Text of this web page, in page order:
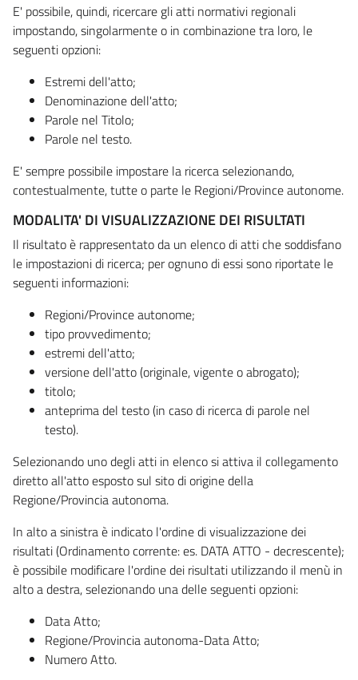
E' possibile, quindi, ricercare gli atti normativi regionali
impostando, singolarmente o in combinazione tra loro, le
seguenti opzioni:
Estremi dell'atto;
Denominazione dell'atto;
Parole nel Titolo;
Parole nel testo.
E' sempre possibile impostare la ricerca selezionando,
contestualmente, tutte o parte le Regioni/Province autonome.
MODALITA' DI VISUALIZZAZIONE DEI RISULTATI
Il risultato è rappresentato da un elenco di atti che soddisfano
le impostazioni di ricerca; per ognuno di essi sono riportate le
seguenti informazioni:
Regioni/Province autonome;
tipo provvedimento;
estremi dell'atto;
versione dell'atto (originale, vigente o abrogato);
titolo;
anteprima del testo (in caso di ricerca di parole nel
testo).
Selezionando uno degli atti in elenco si attiva il collegamento
diretto all'atto esposto sul sito di origine della
Regione/Provincia autonoma.
In alto a sinistra è indicato l'ordine di visualizzazione dei
risultati (Ordinamento corrente: es. DATA ATTO - decrescente);
è possibile modificare l'ordine dei risultati utilizzando il menù in
alto a destra, selezionando una delle seguenti opzioni:
Data Atto;
Regione/Provincia autonoma-Data Atto;
Numero Atto.